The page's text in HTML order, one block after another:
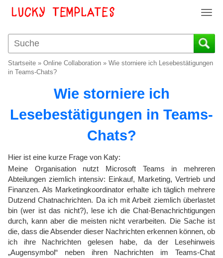
T
g
g
i
o
n
Startseite » Online Collaboration » Wie storniere ich Lesebestätigungen
in Teams-Chats?
Wie storniere ich
Lesebestätigungen in Teams-
Chats?
Hier ist eine kurze Frage von Katy:
Meine Organisation nutzt Microsoft Teams in mehreren
Abteilungen ziemlich intensiv: Einkauf, Marketing, Vertrieb und
Finanzen. Als Marketingkoordinator erhalte ich täglich mehrere
Dutzend Chatnachrichten. Da ich mit Arbeit ziemlich überlastet
bin (wer ist das nicht?), lese ich die Chat-Benachrichtigungen
durch, kann aber die meisten nicht verarbeiten. Die Sache ist
die, dass die Absender dieser Nachrichten erkennen können, ob
ich ihre Nachrichten gelesen habe, da der Lesehinweis
„Augensymbol“ neben ihren Nachrichten im Teams-Chat